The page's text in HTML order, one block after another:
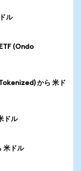
ル
(Ondo
から 米ド
ドル
米ドル